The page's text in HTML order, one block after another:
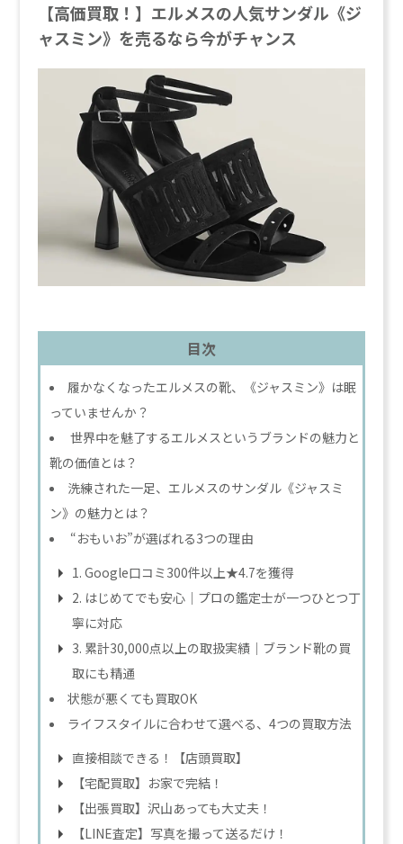
【高価買取！】エルメスの人気サンダル《ジ
ャスミン》を売るなら今がチャンス
目次
履かなくなったエルメスの靴、《ジャスミン》は眠
っていませんか？
世界中を魅了するエルメスというブランドの魅力と
靴の価値とは？
洗練された一足、エルメスのサンダル《ジャスミ
ン》の魅力とは？
“おもいお”が選ばれる3つの理由
1. Google口コミ300件以上★4.7を獲得
2. はじめてでも安心｜プロの鑑定士が一つひとつ丁
寧に対応
3. 累計30,000点以上の取扱実績｜ブランド靴の買
取にも精通
状態が悪くても買取OK
ライフスタイルに合わせて選べる、4つの買取方法
直接相談できる！【店頭買取】
【宅配買取】お家で完結！
【出張買取】沢山あっても大丈夫！
【LINE査定】写真を撮って送るだけ！